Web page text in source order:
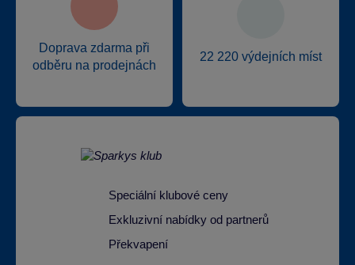
Doprava zdarma při
odběru na prodejnách
22 220 výdejních míst
Speciální klubové ceny
Exkluzivní nabídky od partnerů
Překvapení